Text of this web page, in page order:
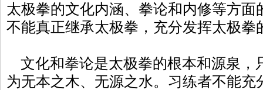
太极拳的文化内涵、拳论和内修等方面
不能真正继承太极拳，充分发挥太极拳
文化和拳论是太极拳的根本和源泉，
为无本之木、无源之水。习练者不能